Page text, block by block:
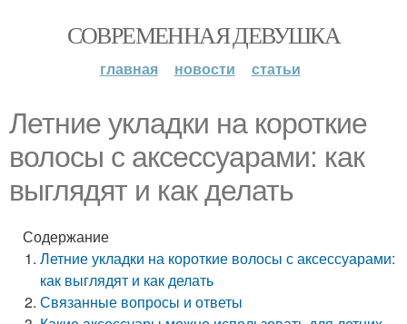
СОВРЕМЕННАЯ ДЕВУШКА
главная новости статьи
Летние укладки на короткие
волосы с аксессуарами: как
выглядят и как делать
Содержание
Летние укладки на короткие волосы с аксессуарами:
как выглядят и как делать
Связанные вопросы и ответы